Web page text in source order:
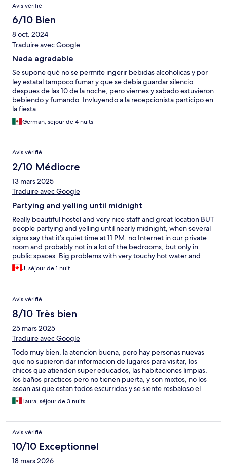
Avis vérifié
6/10 Bien
8 oct. 2024
Traduire avec Google
Nada agradable
Se supone qué no se permite ingerir bebidas alcoholicas y por
ley estatal tampoco fumar y que se debia guardar silencio
despues de las 10 de la noche, pero viernes y sabado estuvieron
bebiendo y fumando. Invluyendo a la recepcionista participo en
la fiesta
German, séjour de 4 nuits
Avis vérifié
2/10 Médiocre
13 mars 2025
Traduire avec Google
Partying and yelling until midnight
Really beautiful hostel and very nice staff and great location BUT
people partying and yelling until nearly midnight, when several
signs say that it’s quiet time at 11 PM. no Internet in our private
room and probably not in a lot of the bedrooms, but only in
public spaces. Big problems with very touchy hot water and
then when we did get hot water, it was about 12 drips a minute!
Shower floor very slippery= dangerous. Toilet seat didn’t fit, but
tightened.
J, séjour de 1 nuit
Avis vérifié
8/10 Très bien
25 mars 2025
Traduire avec Google
Todo muy bien, la atencion buena, pero hay personas nuevas
que no supieron dar informacion de lugares para visitar, los
chicos que atienden super educados, las habitaciones limpias,
los baños practicos pero no tienen puerta, y son mixtos, no los
asean asi que estan todos escurridos y se siente resbaloso el
piso por falta de limpieza, las llaves hasta con costras y donde
pones el jabon uff, asco, de ahi, todo lindo, aceptable, practico,
ambiente calido, respetuoso, mi reconocimiento a Edgar y a Jaz,
te tratan como si fueras familia, yo si regreso y con mas amigos y
familia, recomiendo ampliamente el lugar, solo pediria mas
limpieza en los baños, aunque los sanitarios limpios los asientos
chicos y se sumian, vimos cucarachotas, pero en la vejetacion en
Laura, séjour de 3 nuits
Avis vérifié
10/10 Exceptionnel
18 mars 2026